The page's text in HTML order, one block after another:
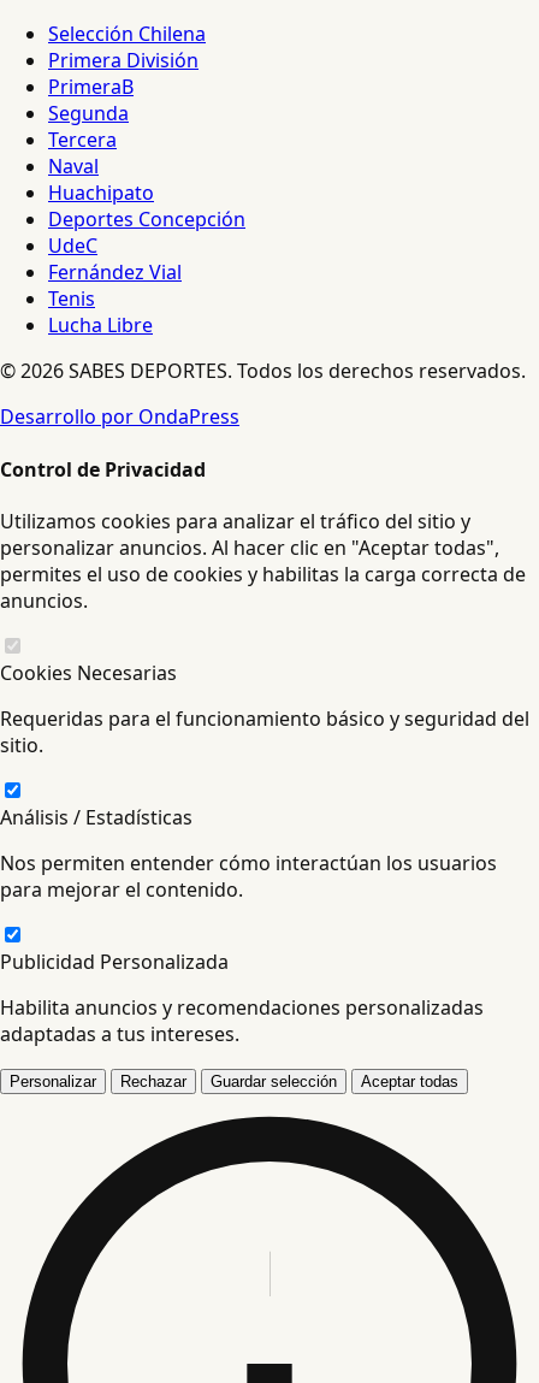
Selección Chilena
Primera División
PrimeraB
Segunda
Tercera
Naval
Huachipato
Deportes Concepción
UdeC
Fernández Vial
Tenis
Lucha Libre
© 2026 SABES DEPORTES. Todos los derechos reservados.
Desarrollo por OndaPress
Control de Privacidad
Utilizamos cookies para analizar el tráfico del sitio y
personalizar anuncios. Al hacer clic en "Aceptar todas",
permites el uso de cookies y habilitas la carga correcta de
anuncios.
Cookies Necesarias
Requeridas para el funcionamiento básico y seguridad del
sitio.
Análisis / Estadísticas
Nos permiten entender cómo interactúan los usuarios
para mejorar el contenido.
Publicidad Personalizada
Habilita anuncios y recomendaciones personalizadas
adaptadas a tus intereses.
Personalizar Rechazar Guardar selección Aceptar todas